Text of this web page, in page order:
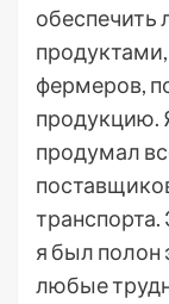
обеспечить
фермеров,
продукцию.
продумал
транспорта.
я был полон
любые